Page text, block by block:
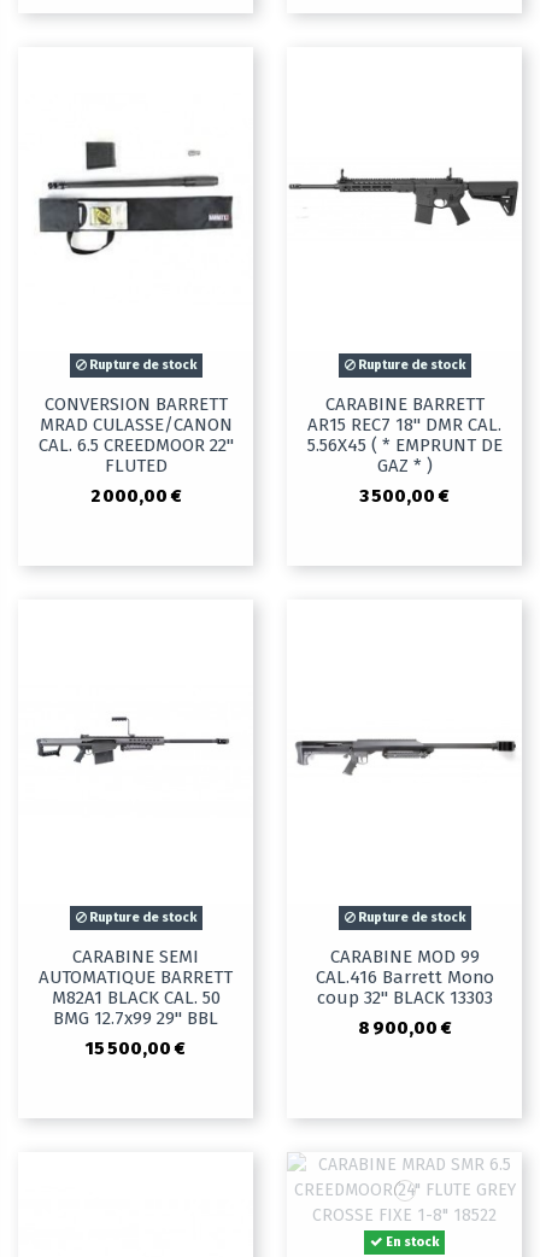
Rupture de stock
CONVERSION BARRETT
MRAD CULASSE/CANON
CAL. 6.5 CREEDMOOR 22"
FLUTED
2 000,00 €
Rupture de stock
CARABINE BARRETT
AR15 REC7 18" DMR CAL.
5.56X45 ( * EMPRUNT DE
GAZ * )
3 500,00 €
Rupture de stock
CARABINE SEMI
AUTOMATIQUE BARRETT
M82A1 BLACK CAL. 50
BMG 12.7x99 29" BBL
15 500,00 €
Rupture de stock
CARABINE MOD 99
CAL.416 Barrett Mono
coup 32" BLACK 13303
8 900,00 €
En stock